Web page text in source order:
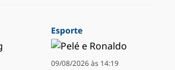
Esporte
09/08/2026 às 14:19